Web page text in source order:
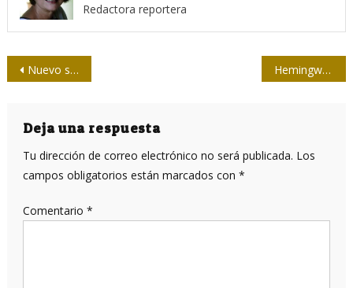
Redactora reportera
Navegación
entradas
Nuevo sitio web referente de la actualización del modelo económico y social cubano Hemingway revivido, el escritor y periodista
Deja una respuesta
Tu dirección de correo electrónico no será publicada. Los
campos obligatorios están marcados con *
Comentario *